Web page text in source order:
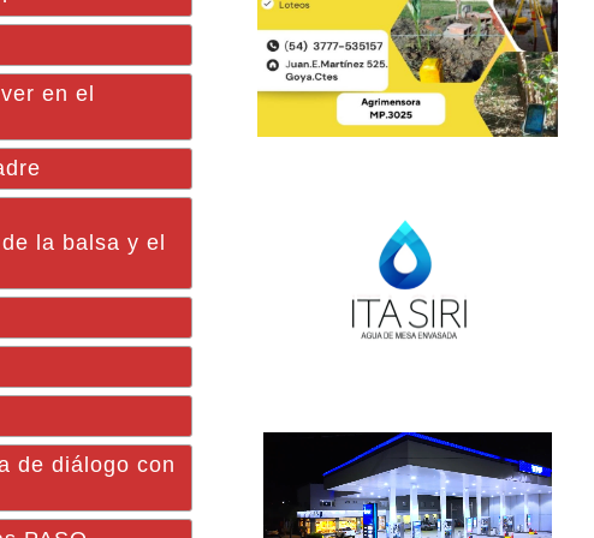
en el
la balsa y el
de diálogo con